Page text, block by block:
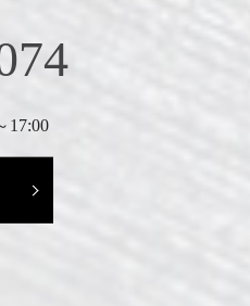
17:00